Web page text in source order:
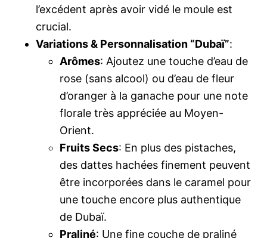
l’excédent après avoir vidé le moule est
crucial.
Variations & Personnalisation “Dubaï”:
Arômes: Ajoutez une touche d’eau de
rose (sans alcool) ou d’eau de fleur
d’oranger à la ganache pour une note
florale très appréciée au Moyen-
Orient.
Fruits Secs: En plus des pistaches,
des dattes hachées finement peuvent
être incorporées dans le caramel pour
une touche encore plus authentique
de Dubaï.
Praliné: Une fine couche de praliné